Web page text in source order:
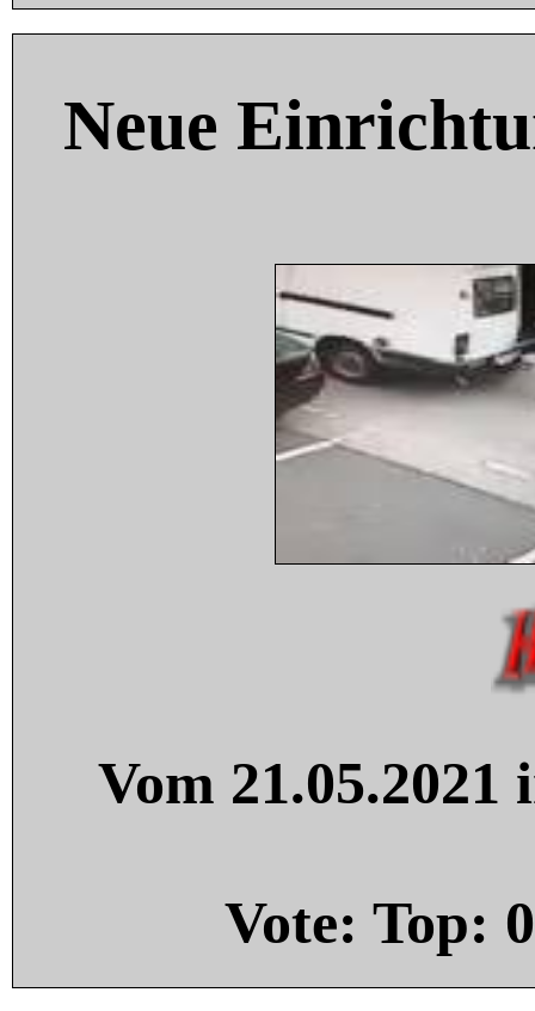
Neue
Vom
Vote: Top: 0